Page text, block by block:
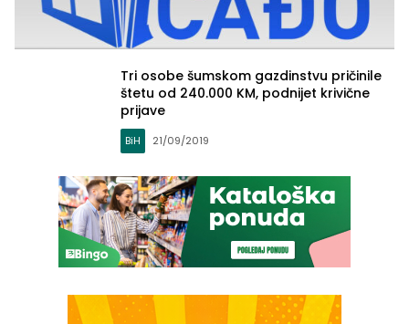
Tri osobe šumskom gazdinstvu pričinile
štetu od 240.000 KM, podnijet krivične
prijave
BiH 21/09/2019